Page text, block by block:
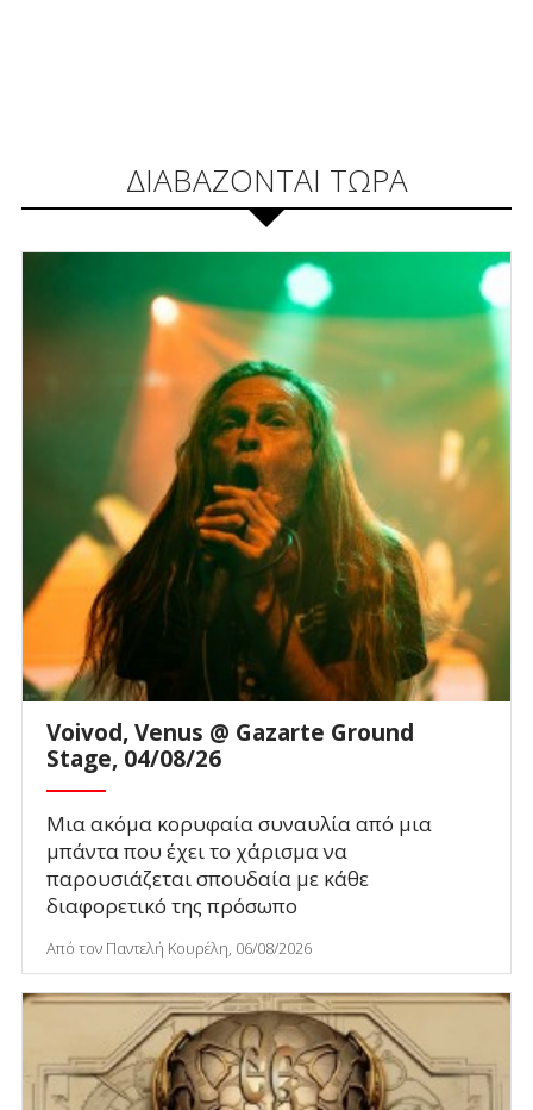
ΔΙΑΒΑΖΟΝΤΑΙ ΤΩΡΑ
Voivod, Venus @ Gazarte Ground
Stage, 04/08/26
Μια ακόμα κορυφαία συναυλία από μια
μπάντα που έχει το χάρισμα να
παρουσιάζεται σπουδαία με κάθε
διαφορετικό της πρόσωπο
Από τον Παντελή Κουρέλη, 06/08/2026